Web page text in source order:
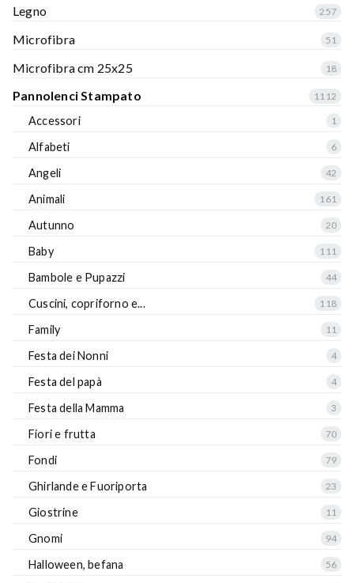
Legno 257
Microfibra 51
Microfibra cm 25x25 18
Pannolenci Stampato 1112
Accessori 1
Alfabeti 6
Angeli 42
Animali 161
Autunno 20
Baby 111
Bambole e Pupazzi 44
Cuscini, copriforno e... 118
Family 11
Festa dei Nonni 4
Festa del papà 4
Festa della Mamma 3
Fiori e frutta 70
Fondi 79
Ghirlande e Fuoriporta 23
Giostrine 11
Gnomi 94
Halloween, befana 56